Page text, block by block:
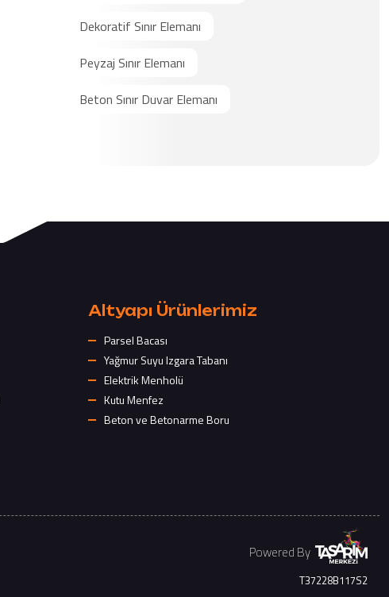
Dekoratif Sınır Elemanı
Peyzaj Sınır Elemanı
Beton Sınır Duvar Elemanı
Altyapı Ürünlerimiz
Parsel Bacası
Yağmur Suyu Izgara Tabanı
Elektrik Menholü
Kutu Menfez
Beton ve Betonarme Boru
Powered By
T37228B117S2